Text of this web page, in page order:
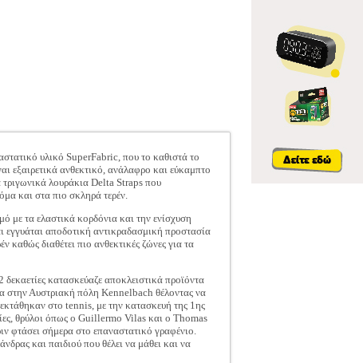
υλικό SuperFabric, που το καθιστά το
εξαιρετικά ανθεκτικό, ανάλαφρο και εύκαμπτο
λουράκια Delta Straps που
και στα πιο σκληρά τερέν.
με τα ελαστικά κορδόνια και την ενίσχυση
εγγυάται αποδοτική αντικραδασμική προστασία
διαθέτει πιο ανθεκτικές ζώνες για τα
κατασκεύαζε αποκλειστικά προϊόντα
στην Αυστριακή πόλη Kennelbach θέλοντας να
στο tennis, με την κατασκευή της 1ης
θρύλοι όπως ο Guillermo Vilas και ο Thomas
φτάσει σήμερα στο επαναστατικό γραφένιο.
και παιδιού που θέλει να μάθει και να